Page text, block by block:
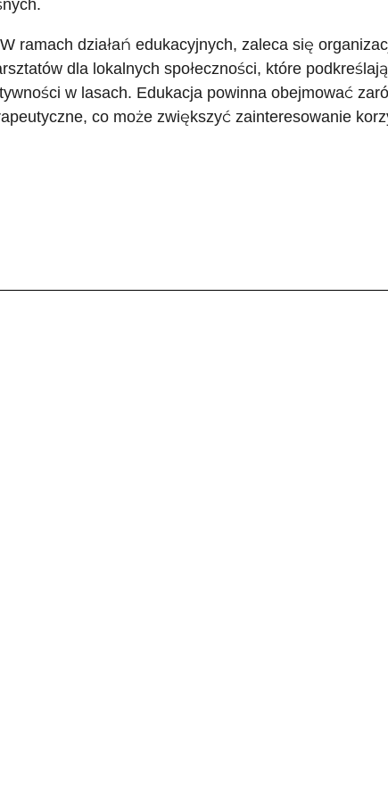
ramach działań edukacyjnych, zaleca się
dla lokalnych społeczności, które
w lasach. Edukacja powinna obejmować
co może zwiększyć zainteresowanie